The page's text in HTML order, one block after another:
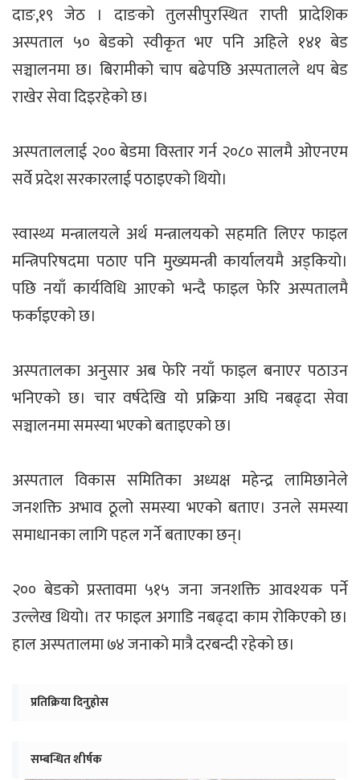
दाङ,१९ जेठ । दाङको तुलसीपुरस्थित राप्ती प्रादेशिक
अस्पताल ५० बेडको स्वीकृत भए पनि अहिले १४१ बेड
सञ्चालनमा छ। बिरामीको चाप बढेपछि अस्पतालले थप बेड
राखेर सेवा दिइरहेको छ।
अस्पताललाई २०० बेडमा विस्तार गर्न २०८० सालमै ओएनएम
सर्वे प्रदेश सरकारलाई पठाइएको थियो।
स्वास्थ्य मन्त्रालयले अर्थ मन्त्रालयको सहमति लिएर फाइल
मन्त्रिपरिषदमा पठाए पनि मुख्यमन्त्री कार्यालयमै अड्कियो।
पछि नयाँ कार्यविधि आएको भन्दै फाइल फेरि अस्पतालमै
फर्काइएको छ।
अस्पतालका अनुसार अब फेरि नयाँ फाइल बनाएर पठाउन
भनिएको छ। चार वर्षदेखि यो प्रक्रिया अघि नबढ्दा सेवा
सञ्चालनमा समस्या भएको बताइएको छ।
अस्पताल विकास समितिका अध्यक्ष महेन्द्र लामिछानेले
जनशक्ति अभाव ठूलो समस्या भएको बताए। उनले समस्या
समाधानका लागि पहल गर्ने बताएका छन्।
२०० बेडको प्रस्तावमा ५१५ जना जनशक्ति आवश्यक पर्ने
उल्लेख थियो। तर फाइल अगाडि नबढ्दा काम रोकिएको छ।
हाल अस्पतालमा ७४ जनाको मात्रै दरबन्दी रहेको छ।
प्रतिक्रिया दिनुहोस
सम्बन्धित शीर्षक